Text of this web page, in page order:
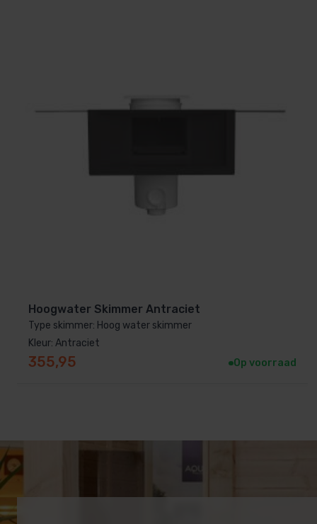
Hoogwater Skimmer Antraciet
Type skimmer: Hoog water skimmer
Kleur: Antraciet
355,95 Op voorraad